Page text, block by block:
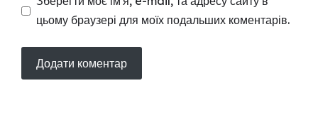
цьому браузері для моїх подальших коментарів.